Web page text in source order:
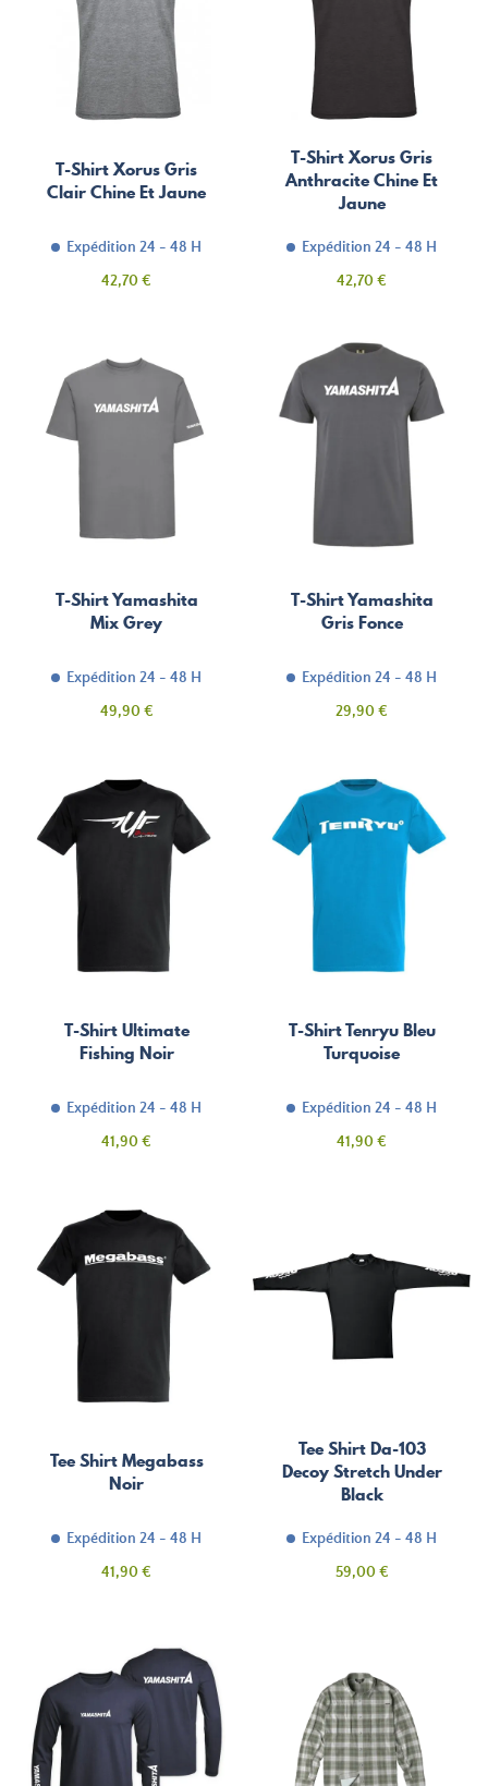
T-Shirt Xorus Gris
Clair Chine Et Jaune
Expédition 24 - 48 H
Prix
42,70 €
T-Shirt Xorus Gris
Anthracite Chine Et
Jaune
Expédition 24 - 48 H
Prix
42,70 €
T-Shirt Yamashita
Mix Grey
Expédition 24 - 48 H
Prix
49,90 €
T-Shirt Yamashita
Gris Fonce
Expédition 24 - 48 H
Prix
29,90 €
T-Shirt Ultimate
Fishing Noir
Expédition 24 - 48 H
Prix
41,90 €
T-Shirt Tenryu Bleu
Turquoise
Expédition 24 - 48 H
Prix
41,90 €
Tee Shirt Megabass
Noir
Expédition 24 - 48 H
Prix
41,90 €
Tee Shirt Da-103
Decoy Stretch Under
Black
Expédition 24 - 48 H
Prix
59,00 €